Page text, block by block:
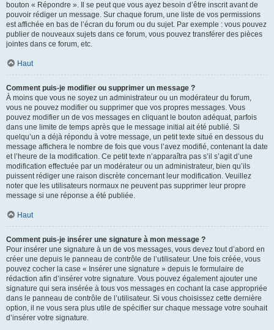
bouton « Répondre ». Il se peut que vous ayez besoin d’être inscrit avant de
pouvoir rédiger un message. Sur chaque forum, une liste de vos permissions
est affichée en bas de l’écran du forum ou du sujet. Par exemple : vous pouvez
publier de nouveaux sujets dans ce forum, vous pouvez transférer des pièces
jointes dans ce forum, etc.
Haut
Comment puis-je modifier ou supprimer un message ?
À moins que vous ne soyez un administrateur ou un modérateur du forum,
vous ne pouvez modifier ou supprimer que vos propres messages. Vous
pouvez modifier un de vos messages en cliquant le bouton adéquat, parfois
dans une limite de temps après que le message initial ait été publié. Si
quelqu’un a déjà répondu à votre message, un petit texte situé en dessous du
message affichera le nombre de fois que vous l’avez modifié, contenant la date
et l’heure de la modification. Ce petit texte n’apparaîtra pas s’il s’agit d’une
modification effectuée par un modérateur ou un administrateur, bien qu’ils
puissent rédiger une raison discrète concernant leur modification. Veuillez
noter que les utilisateurs normaux ne peuvent pas supprimer leur propre
message si une réponse a été publiée.
Haut
Comment puis-je insérer une signature à mon message ?
Pour insérer une signature à un de vos messages, vous devez tout d’abord en
créer une depuis le panneau de contrôle de l’utilisateur. Une fois créée, vous
pouvez cocher la case « Insérer une signature » depuis le formulaire de
rédaction afin d’insérer votre signature. Vous pouvez également ajouter une
signature qui sera insérée à tous vos messages en cochant la case appropriée
dans le panneau de contrôle de l’utilisateur. Si vous choisissez cette dernière
option, il ne vous sera plus utile de spécifier sur chaque message votre souhait
d’insérer votre signature.